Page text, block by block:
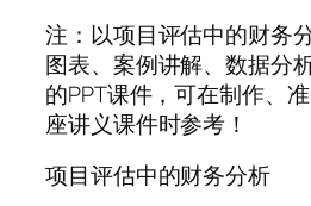
注：以项目评估中的财务
图表、案例讲解、数据分
的PPT课件，可在制作、
座讲义课件时参考！
项目评估中的财务分析